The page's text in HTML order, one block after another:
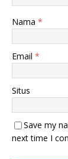
Nama *
Email *
Situs
Save my
next time I